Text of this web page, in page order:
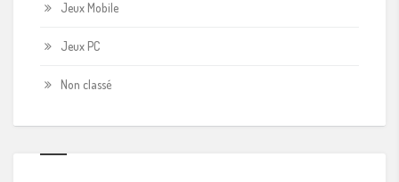
Jeux Mobile
Jeux PC
Non classé